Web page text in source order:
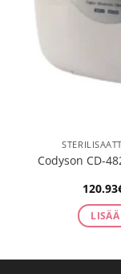
Codyson CD-
120.93